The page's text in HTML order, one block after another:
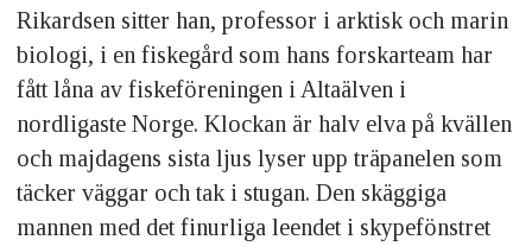
Familj:Sambo.
Yrke:Professor i biologi.
Utrustning:Canon 5D Mark III och
Canon 1DX. UV-hus från Aquatech för
snorkling. Använder Fisheye och
Rikardsen sitter han, professor i arktisk och marin
biologi, i en fiskegård som hans forskarteam har
fått låna av fiskeföreningen i Altaälven i
nordligaste Norge. Klockan är halv elva på kvällen
och majdagens sista ljus lyser upp träpanelen som
täcker väggar och tak i stugan. Den skäggiga
mannen med det finurliga leendet i skypefönstret